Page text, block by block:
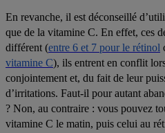
En revanche, il est déconseillé
que de la vitamine C. En effet, ces
différent (entre 6 et 7 pour le rétinol
vitamine C), ils entrent en conflit
conjointement et, du fait de leur
d’irritations. Faut-il pour autant
? Non, au contraire : vous pouvez
vitamine C le matin, puis celui au